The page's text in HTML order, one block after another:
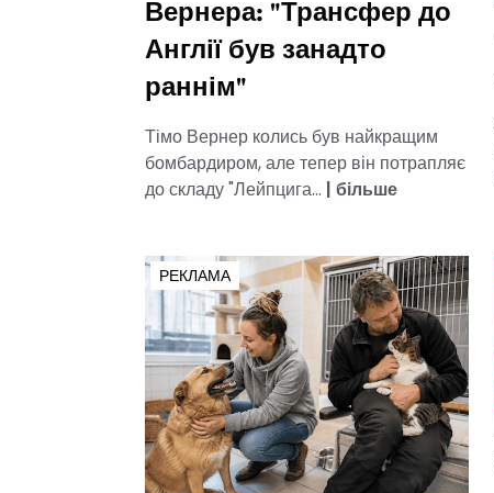
Вернера: "Трансфер до
Англії був занадто
раннім"
Тімо Вернер колись був найкращим
бомбардиром, але тепер він потрапляє
до складу "Лейпцига... | більше
РЕКЛАМА